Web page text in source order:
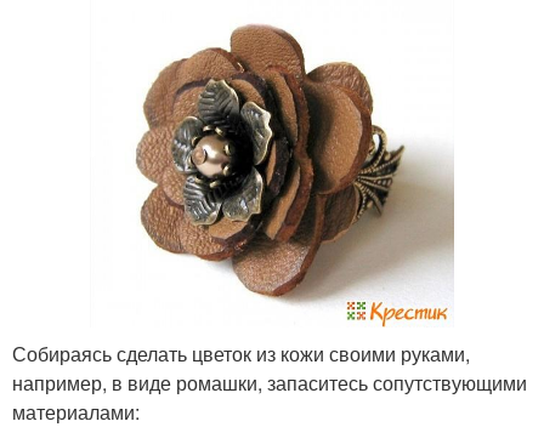
Собираясь сделать цветок из кожи своими руками,
например, в виде ромашки, запаситесь сопутствующими
материалами: